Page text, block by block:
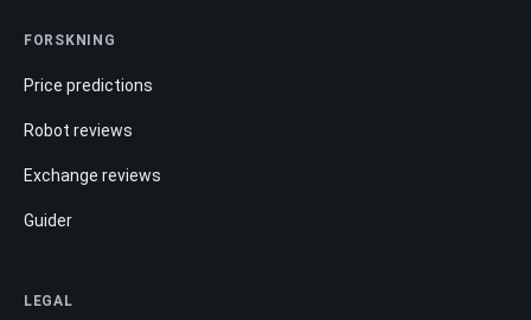
FORSKNING
Price predictions
Robot reviews
Exchange reviews
Guider
LEGAL